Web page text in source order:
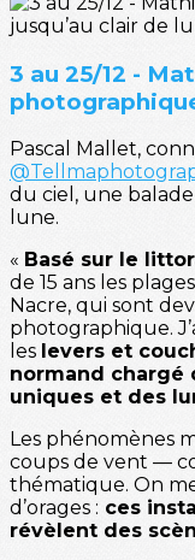
3 au 25/12 -
Pascal Mallet,
du ciel, une
lune.
« Basé sur le
de 15 ans les
Nacre, qui sont
photographique.
les levers et
normand chargé
uniques et des
Les phénomènes
coups de vent —
thématique. On
d’orages : ces
révèlent des